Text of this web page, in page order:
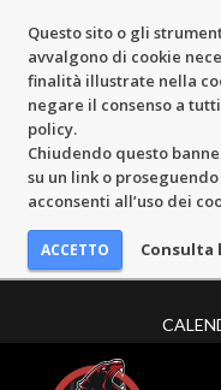
Questo sito o gli
avvalgono di cookie
finalità illustrate nella
negare il consenso a
policy.
Chiudendo questo
su un link o
acconsenti all’uso dei
Consulta